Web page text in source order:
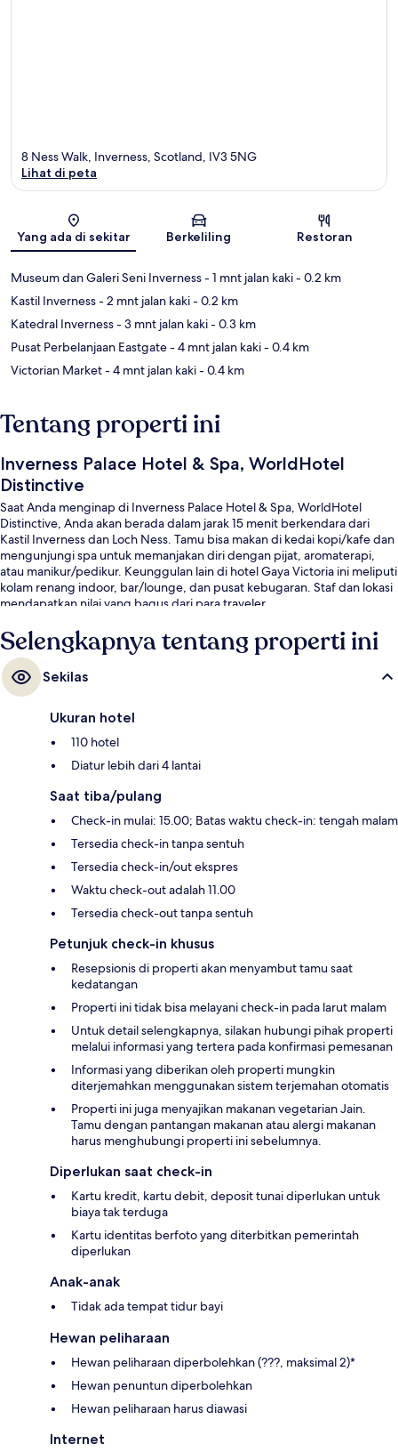
Peta
8 Ness Walk, Inverness, Scotland, IV3 5NG
Lihat di peta
Yang ada di sekitar Berkeliling Restoran
Museum dan Galeri Seni Inverness- 1 mnt jalan kaki- 0.2 km
Kastil Inverness- 2 mnt jalan kaki- 0.2 km
Katedral Inverness- 3 mnt jalan kaki- 0.3 km
Pusat Perbelanjaan Eastgate- 4 mnt jalan kaki- 0.4 km
Victorian Market- 4 mnt jalan kaki- 0.4 km
Tentang properti ini
Inverness Palace Hotel & Spa, WorldHotel
Distinctive
Saat Anda menginap di Inverness Palace Hotel & Spa, WorldHotel
Distinctive, Anda akan berada dalam jarak 15 menit berkendara dari
Kastil Inverness dan Loch Ness. Tamu bisa makan di kedai kopi/kafe dan
mengunjungi spa untuk memanjakan diri dengan pijat, aromaterapi,
atau manikur/pedikur. Keunggulan lain di hotel Gaya Victoria ini meliputi
kolam renang indoor, bar/lounge, dan pusat kebugaran. Staf dan lokasi
mendapatkan nilai yang bagus dari para traveler.
Selengkapnya tentang properti ini
Sekilas
Ukuran hotel
110 hotel
Diatur lebih dari 4 lantai
Saat tiba/pulang
Check-in mulai: 15.00; Batas waktu check-in: tengah malam
Tersedia check-in tanpa sentuh
Tersedia check-in/out ekspres
Waktu check-out adalah 11.00
Tersedia check-out tanpa sentuh
Petunjuk check-in khusus
Resepsionis di properti akan menyambut tamu saat
kedatangan
Properti ini tidak bisa melayani check-in pada larut malam
Untuk detail selengkapnya, silakan hubungi pihak properti
melalui informasi yang tertera pada konfirmasi pemesanan
Informasi yang diberikan oleh properti mungkin
diterjemahkan menggunakan sistem terjemahan otomatis
Properti ini juga menyajikan makanan vegetarian Jain.
Tamu dengan pantangan makanan atau alergi makanan
harus menghubungi properti ini sebelumnya.
Diperlukan saat check-in
Kartu kredit, kartu debit, deposit tunai diperlukan untuk
biaya tak terduga
Kartu identitas berfoto yang diterbitkan pemerintah
diperlukan
Anak-anak
Tidak ada tempat tidur bayi
Hewan peliharaan
Hewan peliharaan diperbolehkan (???, maksimal 2)*
Hewan penuntun diperbolehkan
Hewan peliharaan harus diawasi
Internet